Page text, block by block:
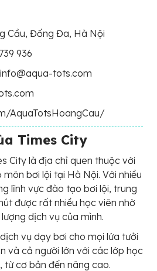
Cầu, Đống Đa, Hà Nội
936
tots.com
AquaTotsHoangCau/
Times City
City là địa chỉ quen thuộc với
bơi lội tại Hà Nội. Với nhiều
lĩnh vực đào tạo bơi lội, trung
được rất nhiều học viên nhờ
dịch vụ của mình.
vụ dạy bơi cho mọi lứa tưởi
và cả người lớn với các lớp học
từ cơ bản đến nâng cao.